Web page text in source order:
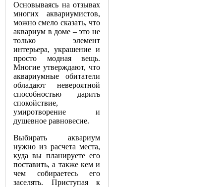
Основываясь на отзывах
многих аквариумистов,
можно смело сказать, что
аквариум в доме – это не
только элемент
интерьера, украшение и
просто модная вещь.
Многие утверждают, что
аквариумные обитатели
обладают невероятной
способностью дарить
спокойствие,
умиротворение и
душевное равновесие.
Выбирать аквариум
нужно из расчета места,
куда вы планируете его
поставить, а также кем и
чем собираетесь его
заселять. Приступая к